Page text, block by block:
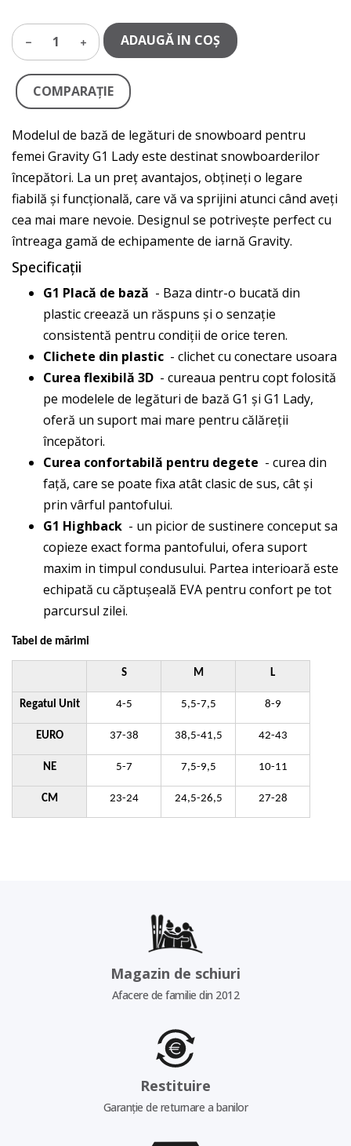
1 ADAUGĂ IN COŞ
COMPARAŢIE
Modelul de bază de legături de snowboard pentru
femei Gravity G1 Lady este destinat snowboarderilor
începători. La un preț avantajos, obțineți o legare
fiabilă și funcțională, care vă va sprijini atunci când aveți
cea mai mare nevoie. Designul se potrivește perfect cu
întreaga gamă de echipamente de iarnă Gravity.
Specificații
G1 Placă de bază - Baza dintr-o bucată din
plastic creează un răspuns și o senzație
consistentă pentru condiții de orice teren.
Clichete din plastic - clichet cu conectare usoara
Curea flexibilă 3D - cureaua pentru copt folosită
pe modelele de legături de bază G1 și G1 Lady,
oferă un suport mai mare pentru călăreții
începători.
Curea confortabilă pentru degete - curea din
față, care se poate fixa atât clasic de sus, cât și
prin vârful pantofului.
G1 Highback - un picior de sustinere conceput sa
copieze exact forma pantofului, ofera suport
maxim in timpul condusului. Partea interioară este
echipată cu căptușeală EVA pentru confort pe tot
parcursul zilei.
Tabel de mărimi
S M L
Regatul Unit 4-5 5,5-7,5 8-9
EURO 37-38 38,5-41,5 42-43
NE 5-7 7,5-9,5 10-11
CM 23-24 24,5-26,5 27-28
Magazin de schiuri
Afacere de familie din 2012
Restituire
Garanție de returnare a banilor